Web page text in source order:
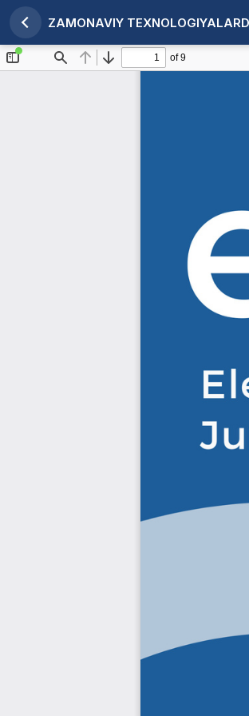
Maqola tafsilotlariga qaytish
ZAMONAVIY